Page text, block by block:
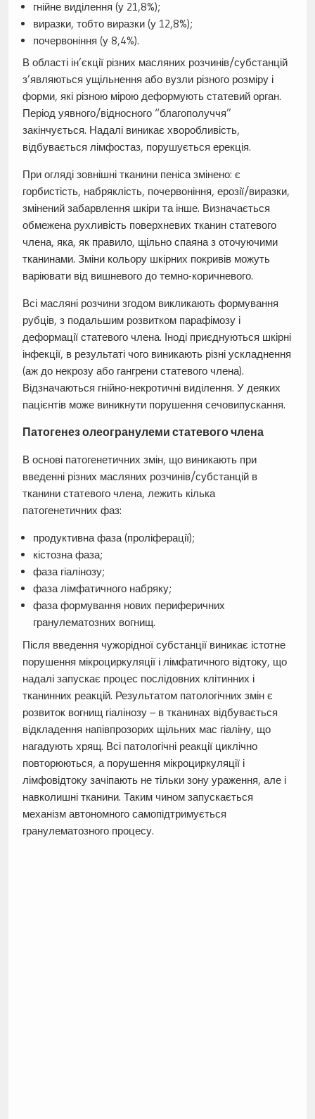
гнійне виділення (у 21,8%);
виразки, тобто виразки (у 12,8%);
почервоніння (у 8,4%).
В області ін’єкції різних масляних розчинів/субстанцій
з’являються ущільнення або вузли різного розміру і
форми, які різною мірою деформують статевий орган.
Період уявного/відносного “благополуччя”
закінчується. Надалі виникає хворобливість,
відбувається лімфостаз, порушується ерекція.
При огляді зовнішні тканини пеніса змінено: є
горбистість, набряклість, почервоніння, ерозії/виразки,
змінений забарвлення шкіри та інше. Визначається
обмежена рухливість поверхневих тканин статевого
члена, яка, як правило, щільно спаяна з оточуючими
тканинами. Зміни кольору шкірних покривів можуть
варіювати від вишневого до темно-коричневого.
Всі масляні розчини згодом викликають формування
рубців, з подальшим розвитком парафімозу і
деформації статевого члена. Іноді приєднуються шкірні
інфекції, в результаті чого виникають різні ускладнення
(аж до некрозу або гангрени статевого члена).
Відзначаються гнійно-некротичні виділення. У деяких
пацієнтів може виникнути порушення сечовипускання.
Патогенез олеогранулеми статевого члена
В основі патогенетичних змін, що виникають при
введенні різних масляних розчинів/субстанцій в
тканини статевого члена, лежить кілька
патогенетичних фаз:
продуктивна фаза (проліферації);
кістозна фаза;
фаза гіалінозу;
фаза лімфатичного набряку;
фаза формування нових периферичних
гранулематозних вогнищ.
Після введення чужорідної субстанції виникає істотне
порушення мікроциркуляції і лімфатичного відтоку, що
надалі запускає процес послідовних клітинних і
тканинних реакцій. Результатом патологічних змін є
розвиток вогнищ гіалінозу – в тканинах відбувається
відкладення напівпрозорих щільних мас гіаліну, що
нагадують хрящ. Всі патологічні реакції циклічно
повторюються, а порушення мікроциркуляції і
лімфовідтоку зачіпають не тільки зону ураження, але і
навколишні тканини. Таким чином запускається
механізм автономного самопідтримується
гранулематозного процесу.